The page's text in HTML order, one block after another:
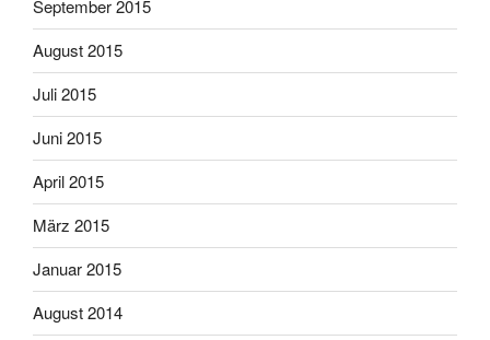
September 2015
August 2015
Juli 2015
Juni 2015
April 2015
März 2015
Januar 2015
August 2014